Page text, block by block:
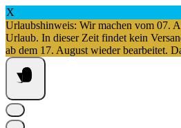
X
Urlaubshinweis: Wir machen vom 07.
Urlaub. In dieser Zeit findet kein
ab dem 17. August wieder bearbeitet.
Springe
zum
Inhalt